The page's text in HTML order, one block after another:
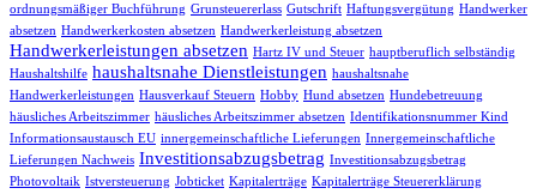
ordnungsmäßiger Buchführung Grunsteuererlass Gutschrift Haftungsvergütung Handwerker
absetzen Handwerkerkosten absetzen Handwerkerleistung absetzen
Handwerkerleistungen absetzen Hartz IV und Steuer hauptberuflich selbständig
Haushaltshilfe haushaltsnahe Dienstleistungen haushaltsnahe
Handwerkerleistungen Hausverkauf Steuern Hobby Hund absetzen Hundebetreuung
häusliches Arbeitszimmer häusliches Arbeitszimmer absetzen Identifikationsnummer Kind
Informationsaustausch EU innergemeinschaftliche Lieferungen Innergemeinschaftliche
Lieferungen Nachweis Investitionsabzugsbetrag Investitionsabzugsbetrag
Photovoltaik Istversteuerung Jobticket Kapitalerträge Kapitalerträge Steuererklärung